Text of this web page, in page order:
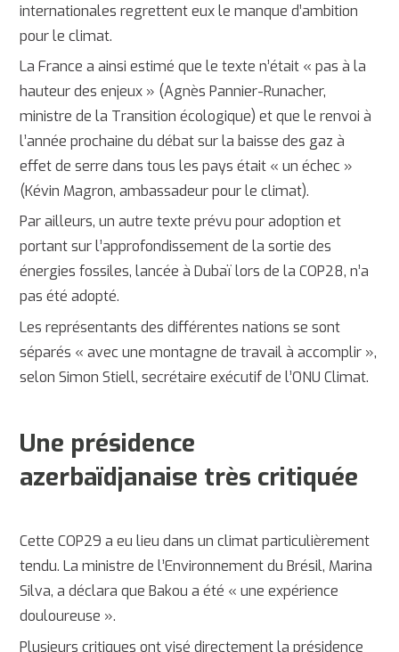
internationales regrettent eux le manque d’ambition
pour le climat.
La France a ainsi estimé que le texte n’était « pas à la
hauteur des enjeux » (Agnès Pannier-Runacher,
ministre de la Transition écologique) et que le renvoi à
l’année prochaine du débat sur la baisse des gaz à
effet de serre dans tous les pays était « un échec »
(Kévin Magron, ambassadeur pour le climat).
Par ailleurs, un autre texte prévu pour adoption et
portant sur l’approfondissement de la sortie des
énergies fossiles, lancée à Dubaï lors de la COP28, n’a
pas été adopté.
Les représentants des différentes nations se sont
séparés « avec une montagne de travail à accomplir »,
selon Simon Stiell, secrétaire exécutif de l’ONU Climat.
Une présidence
azerbaïdjanaise très critiquée
Cette COP29 a eu lieu dans un climat particulièrement
tendu. La ministre de l’Environnement du Brésil, Marina
Silva, a déclara que Bakou a été « une expérience
douloureuse ».
Plusieurs critiques ont visé directement la présidence